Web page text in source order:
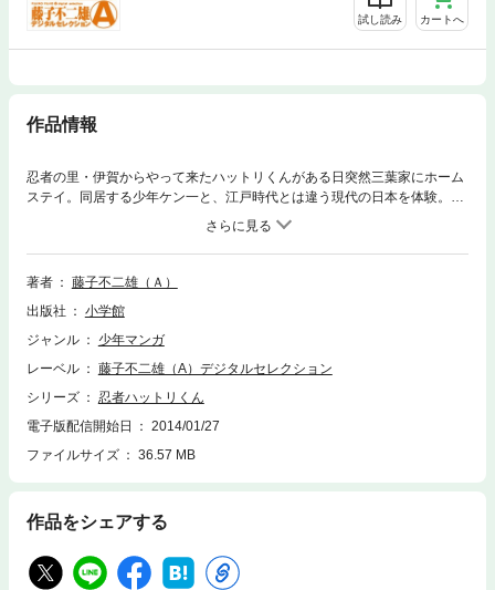
試し読み カートへ
作品情報
忍者の里・伊賀からやって来たハットリくんがある日突然三葉家にホーム
ステイ。同居する少年ケン一と、江戸時代とは違う現代の日本を体験。甲
賀忍者ケムマキや弟シンゾウなど次つぎに面白いキャラクターが登場し
て、子供から大人まで楽しめる大人気コメディ。待望の第1巻！
著者
藤子不二雄（Ａ）
出版社
小学館
ジャンル
少年マンガ
レーベル
藤子不二雄（A）デジタルセレクション
シリーズ
忍者ハットリくん
電子版配信開始日
2014/01/27
ファイルサイズ
36.57 MB
作品をシェアする